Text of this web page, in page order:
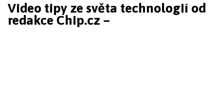
Video tipy ze světa technologií od
redakce Chip.cz –